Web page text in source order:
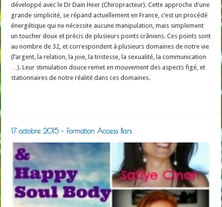
développé avec le Dr Dain Heer (Chiropracteur). Cette approche d'une
grande simplicité, se répand actuellement en France, c’est un procédé
énergétique qui ne nécessite aucune manipulation, mais simplement
un toucher doux et précis de plusieurs points crâniens. Ces points sont
au nombre de 32, et correspondent à plusieurs domaines de notre vie
(l’argent, la relation, la joie, la tristesse, la sexualité, la communication
…). Leur stimulation douce remet en mouvement des aspects figé, et
stationnaires de notre réalité dans ces domaines.
17 octobre 2015 – Formation Access Bars